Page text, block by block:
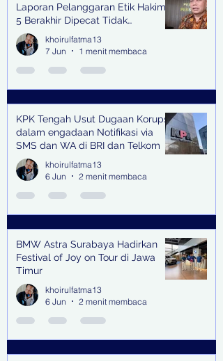
Laporan Pelanggaran Etik Hakim,
5 Berakhir Dipecat Tidak
Terhormat
khoirulfatma13
7 Jun
1 menit membaca
KPK Tengah Usut Dugaan Korupsi
dalam engadaan Notifikasi via
SMS dan WA di BRI dan Telkom
khoirulfatma13
6 Jun
2 menit membaca
BMW Astra Surabaya Hadirkan
Festival of Joy on Tour di Jawa
Timur
khoirulfatma13
6 Jun
2 menit membaca